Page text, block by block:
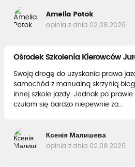
Amelia Potok
opinia z dnia 02.08.2026
Ośrodek Szkolenia Kierowców
Swoją drogę do uzyskania prawa
samochód z manualną skrzynią
innej szkole jazdy. Jednak po
czułam się bardzo niepewnie za...
Ксенія Малишева
opinia z dnia 02.08.2026